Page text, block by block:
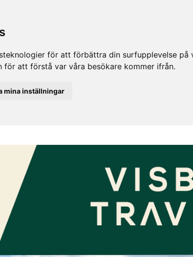
för att förbättra din surfupplevelse
att förstå var våra besökare kommer ifrån.
mina inställningar